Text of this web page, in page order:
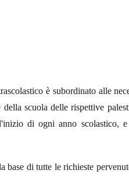
è subordinato alle
scuola delle rispettive
di ogni anno scolastico,
base di tutte le richieste